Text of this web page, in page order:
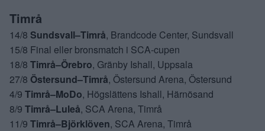
Timrå
14/8 Sundsvall–Timrå, Brandcode Center, Sundsvall
15/8 Final eller bronsmatch i SCA-cupen
18/8 Timrå–Örebro, Gränby Ishall, Uppsala
27/8 Östersund–Timrå, Östersund Arena, Östersund
4/9 Timrå–MoDo, Högslättens Ishall, Härnösand
8/9 Timrå–Luleå, SCA Arena, Timrå
11/9 Timrå–Björklöven, SCA Arena, Timrå